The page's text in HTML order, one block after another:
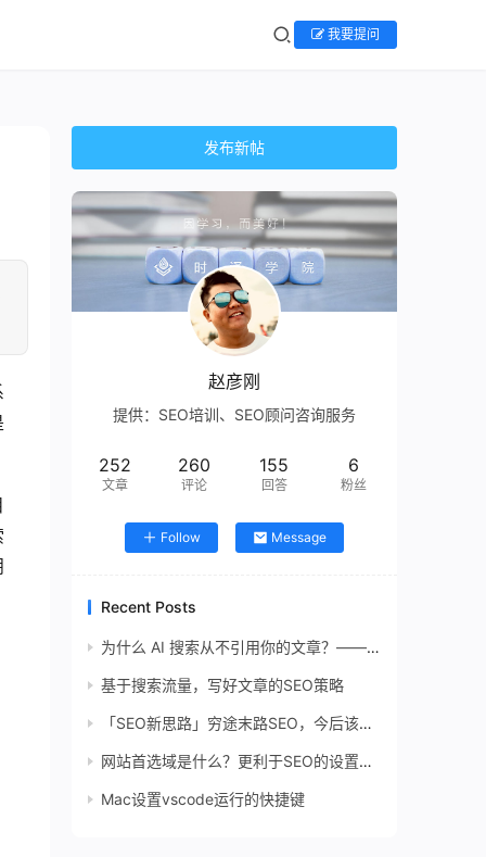
我要提问
发布新帖
赵彦刚
提供：SEO培训、SEO顾问咨询服务
252
文章
260
评论
155
回答
6
粉丝
Follow Message
Recent Posts
为什么 AI 搜索从不引用你的文章？——高引用率 GEO 内容的 7 个秘密
基于搜索流量，写好文章的SEO策略
「SEO新思路」穷途末路SEO，今后该何去何从？
网站首选域是什么？更利于SEO的设置要素
Mac设置vscode运行的快捷键